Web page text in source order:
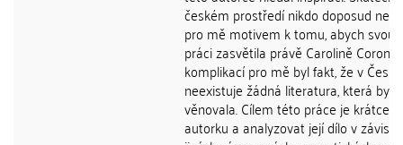
českém prostředí nikdo doposud
pro mě motivem k tomu, abych svou
práci zasvětila právě Carolině
komplikací pro mě byl fakt, že v
neexistuje žádná literatura, která by
věnovala. Cílem této práce je krátce
autorku a analyzovat její dílo v